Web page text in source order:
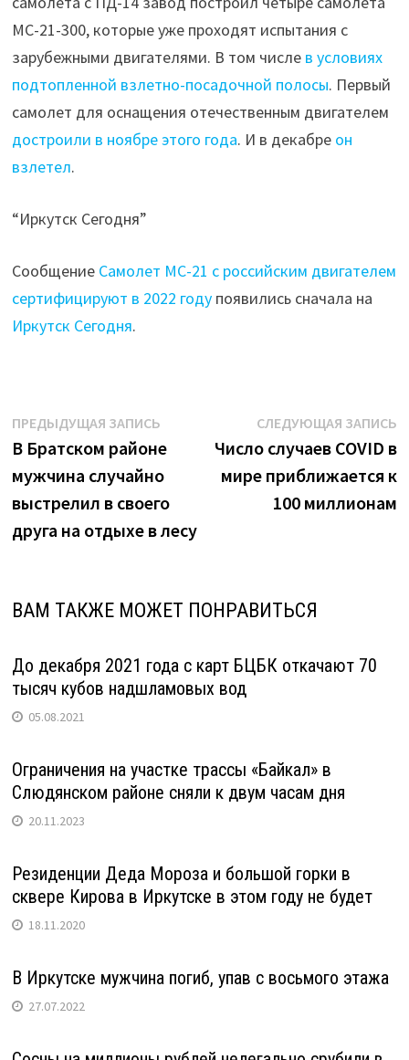
МС-21-300, которые уже проходят испытания с
зарубежными двигателями. В том числе в условиях
подтопленной взлетно-посадочной полосы. Первый
самолет для оснащения отечественным двигателем
достроили в ноябре этого года. И в декабре он
взлетел.
“Иркутск Сегодня”
Сообщение Самолет МС-21 с российским двигателем
сертифицируют в 2022 годупоявились сначала на
Иркутск Сегодня.
Навигация
по
записям
ПРЕДЫДУЩАЯ ЗАПИСЬПредыдущая
запись:
В Братском районе
мужчина случайно
выстрелил в своего
друга на отдыхе в лесу
СЛЕДУЮЩАЯ ЗАПИСЬ
Число случаев COVID в
мире приближается к
100 миллионам
ВАМ ТАКЖЕ МОЖЕТ ПОНРАВИТЬСЯ
До декабря 2021 года с карт БЦБК откачают 70
тысяч кубов надшламовых вод
05.08.2021
Ограничения на участке трассы «Байкал» в
Слюдянском районе сняли к двум часам дня
20.11.2023
Резиденции Деда Мороза и большой горки в
сквере Кирова в Иркутске в этом году не будет
18.11.2020
В Иркутске мужчина погиб, упав с восьмого этажа
27.07.2022